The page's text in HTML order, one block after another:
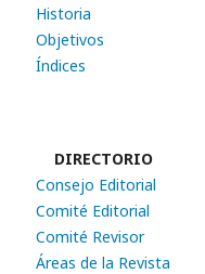
Historia
Objetivos
Índices
DIRECTORIO
Consejo Editorial
Comité Editorial
Comité Revisor
Áreas de la Revista